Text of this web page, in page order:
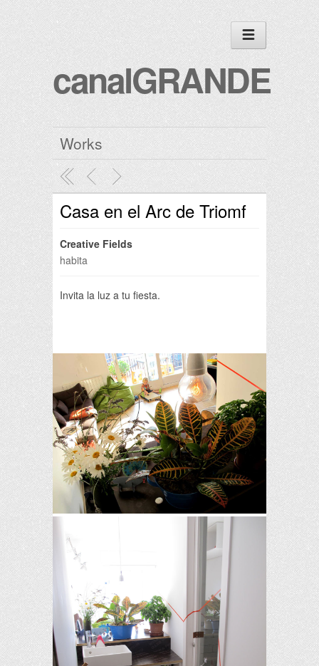
canalGRANDE
Works
Casa en el Arc de Triomf
Creative Fields
habita
Invita la luz a tu fiesta.